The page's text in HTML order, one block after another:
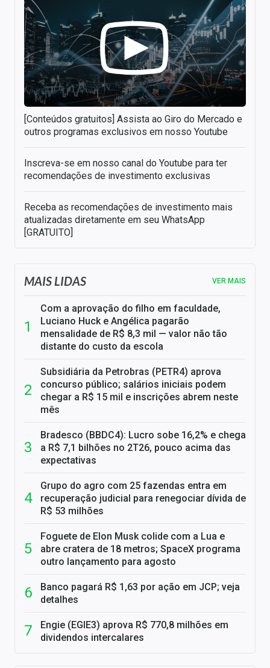
[Conteúdos gratuitos] Assista ao Giro do Mercado e
outros programas exclusivos em nosso Youtube
Inscreva-se em nosso canal do Youtube para ter
recomendações de investimento exclusivas
Receba as recomendações de investimento mais
atualizadas diretamente em seu WhatsApp
[GRATUITO]
MAIS LIDAS VER MAIS
Com a aprovação do filho em faculdade,
Luciano Huck e Angélica pagarão
mensalidade de R$ 8,3 mil — valor não tão
distante do custo da escola
Subsidiária da Petrobras (PETR4) aprova
concurso público; salários iniciais podem
chegar a R$ 15 mil e inscrições abrem neste
mês
Bradesco (BBDC4): Lucro sobe 16,2% e chega
a R$ 7,1 bilhões no 2T26, pouco acima das
expectativas
Grupo do agro com 25 fazendas entra em
recuperação judicial para renegociar dívida de
R$ 53 milhões
Foguete de Elon Musk colide com a Lua e
abre cratera de 18 metros; SpaceX programa
outro lançamento para agosto
Banco pagará R$ 1,63 por ação em JCP; veja
detalhes
Engie (EGIE3) aprova R$ 770,8 milhões em
dividendos intercalares